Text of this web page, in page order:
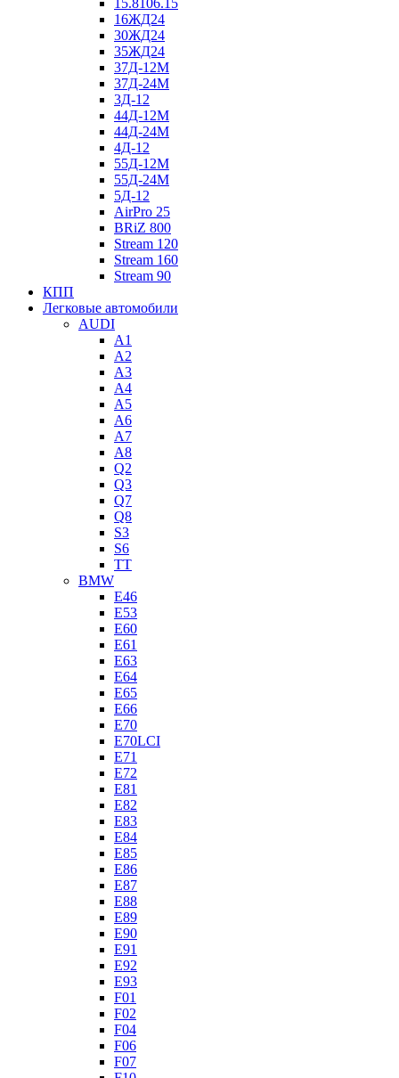
15.8106.15
16ЖД24
30ЖД24
35ЖД24
37Д-12М
37Д-24М
3Д-12
44Д-12М
44Д-24М
4Д-12
55Д-12М
55Д-24М
5Д-12
AirPro 25
BRiZ 800
Stream 120
Stream 160
Stream 90
КПП
Легковые автомобили
AUDI
A1
A2
A3
A4
A5
A6
A7
A8
Q2
Q3
Q7
Q8
S3
S6
TT
BMW
E46
E53
E60
E61
E63
E64
E65
E66
E70
E70LCI
E71
E72
E81
E82
E83
E84
E85
E86
E87
E88
E89
E90
E91
E92
E93
F01
F02
F04
F06
F07